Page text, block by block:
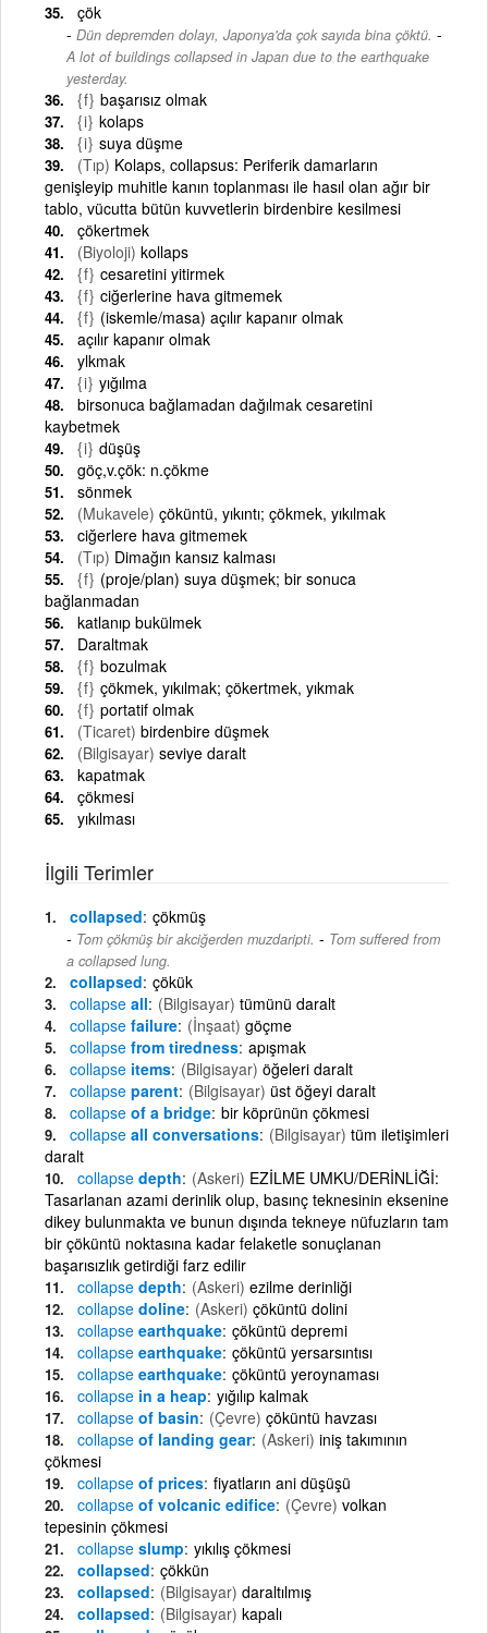
çök
Dün depremden dolayı, Japonya'da çok sayıda bina çöktü. -
A lot of buildings collapsed in Japan due to the earthquake
yesterday.
{f} başarısız olmak
{i} kolaps
{i} suya düşme
(Tıp) Kolaps, collapsus: Periferik damarların
genişleyip muhitle kanın toplanması ile hasıl olan ağır bir
tablo, vücutta bütün kuvvetlerin birdenbire kesilmesi
çökertmek
(Biyoloji) kollaps
{f} cesaretini yitirmek
{f} ciğerlerine hava gitmemek
{f} (iskemle/masa) açılır kapanır olmak
açılır kapanır olmak
ylkmak
{i} yığılma
birsonuca bağlamadan dağılmak cesaretini
kaybetmek
{i} düşüş
göç,v.çök: n.çökme
sönmek
(Mukavele) çöküntü, yıkıntı; çökmek, yıkılmak
ciğerlere hava gitmemek
(Tıp) Dimağın kansız kalması
{f} (proje/plan) suya düşmek; bir sonuca
bağlanmadan
katlanıp bukülmek
Daraltmak
{f} bozulmak
{f} çökmek, yıkılmak; çökertmek, yıkmak
{f} portatif olmak
(Ticaret) birdenbire düşmek
(Bilgisayar) seviye daralt
kapatmak
çökmesi
yıkılması
İlgili Terimler
collapsed çökmüş
Tom çökmüş bir akciğerden muzdaripti. - Tom suffered from
a collapsed lung.
collapsed çökük
collapse all (Bilgisayar) tümünü daralt
collapse failure (İnşaat) göçme
collapse from tiredness apışmak
collapse items (Bilgisayar) öğeleri daralt
collapse parent (Bilgisayar) üst öğeyi daralt
collapse of a bridge bir köprünün çökmesi
collapse all conversations (Bilgisayar) tüm iletişimleri
daralt
collapse depth (Askeri) EZİLME UMKU/DERİNLİĞİ:
Tasarlanan azami derinlik olup, basınç teknesinin eksenine
dikey bulunmakta ve bunun dışında tekneye nüfuzların tam
bir çöküntü noktasına kadar felaketle sonuçlanan
başarısızlık getirdiği farz edilir
collapse depth (Askeri) ezilme derinliği
collapse doline (Askeri) çöküntü dolini
collapse earthquake çöküntü depremi
collapse earthquake çöküntü yersarsıntısı
collapse earthquake çöküntü yeroynaması
collapse in a heap yığılıp kalmak
collapse of basin (Çevre) çöküntü havzası
collapse of landing gear (Askeri) iniş takımının
çökmesi
collapse of prices fiyatların ani düşüşü
collapse of volcanic edifice (Çevre) volkan
tepesinin çökmesi
collapse slump yıkılış çökmesi
collapsed çökkün
collapsed (Bilgisayar) daraltılmış
collapsed (Bilgisayar) kapalı